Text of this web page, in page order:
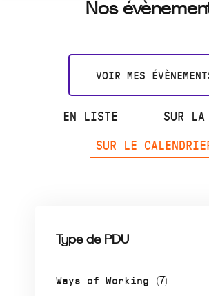
Nos
VOIR MES
EN LISTE
SUR LA
SUR LE
Type de PDU
Ways of Working (7)